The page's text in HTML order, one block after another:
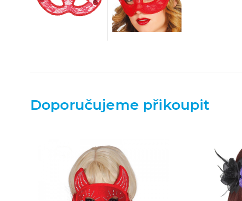
Doporučujeme přikoupit